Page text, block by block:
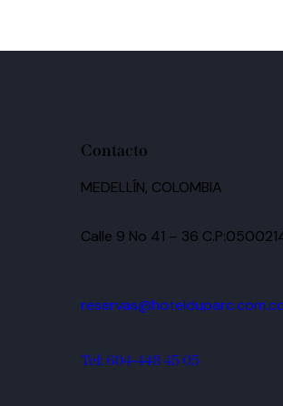
Contacto
MEDELLÍN, COLOMBIA
Calle 9 No 41 – 36
Tel: 604-448 45 05